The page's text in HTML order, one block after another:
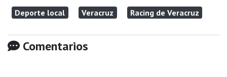
Deporte local Veracruz Racing de Veracruz
Comentarios